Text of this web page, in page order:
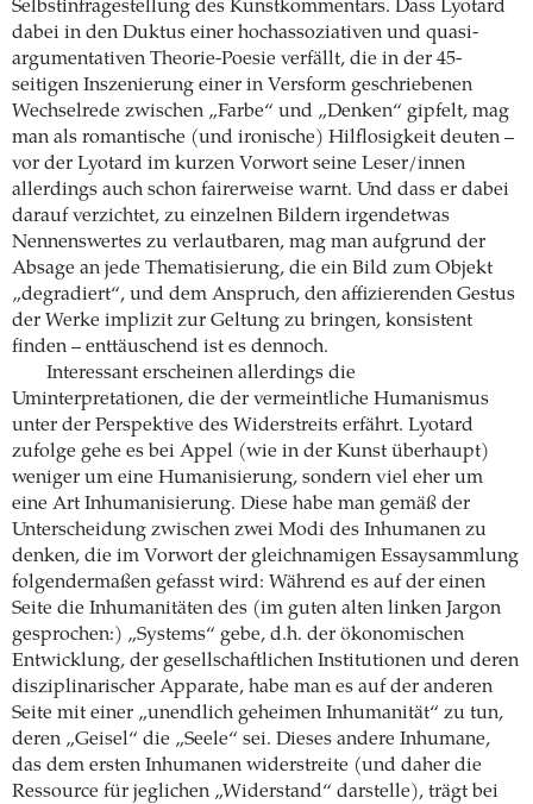
Selbstinfragestellung des Kunstkommentars. Dass Lyotard
dabei in den Duktus einer hochassoziativen und quasi-
argumentativen Theorie-Poesie verfällt, die in der 45-
seitigen Inszenierung einer in Versform geschriebenen
Wechselrede zwischen „Farbe“ und „Denken“ gipfelt, mag
man als romantische (und ironische) Hilflosigkeit deuten –
vor der Lyotard im kurzen Vorwort seine Leser/innen
allerdings auch schon fairerweise warnt. Und dass er dabei
darauf verzichtet, zu einzelnen Bildern irgendetwas
Nennenswertes zu verlautbaren, mag man aufgrund der
Absage an jede Thematisierung, die ein Bild zum Objekt
„degradiert“, und dem Anspruch, den affizierenden Gestus
der Werke implizit zur Geltung zu bringen, konsistent
finden – enttäuschend ist es dennoch.
Interessant erscheinen allerdings die
Uminterpretationen, die der vermeintliche Humanismus
unter der Perspektive des Widerstreits erfährt. Lyotard
zufolge gehe es bei Appel (wie in der Kunst überhaupt)
weniger um eine Humanisierung, sondern viel eher um
eine Art Inhumanisierung. Diese habe man gemäß der
Unterscheidung zwischen zwei Modi des Inhumanen zu
denken, die im Vorwort der gleichnamigen Essaysammlung
folgendermaßen gefasst wird: Während es auf der einen
Seite die Inhumanitäten des (im guten alten linken Jargon
gesprochen:) „Systems“ gebe, d.h. der ökonomischen
Entwicklung, der gesellschaftlichen Institutionen und deren
disziplinarischer Apparate, habe man es auf der anderen
Seite mit einer „unendlich geheimen Inhumanität“ zu tun,
deren „Geisel“ die „Seele“ sei. Dieses andere Inhumane,
das dem ersten Inhumanen widerstreite (und daher die
Ressource für jeglichen „Widerstand“ darstelle), trägt bei